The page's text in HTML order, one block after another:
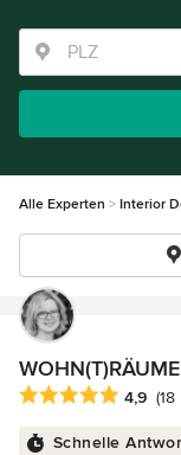
Alle Experten Interior
WOHN(T)RÄUME
Durchschnittliche
4,9
Schnelle